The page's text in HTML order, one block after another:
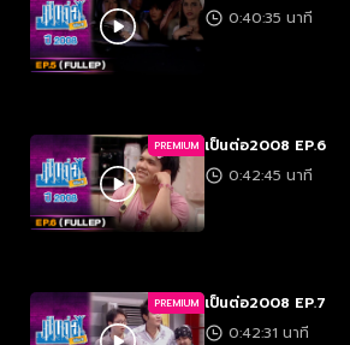
0:40:35 นาที
PREMIUM เป็นต่อ2008 EP.6
0:42:45 นาที
PREMIUM เป็นต่อ2008 EP.7
0:42:31 นาที